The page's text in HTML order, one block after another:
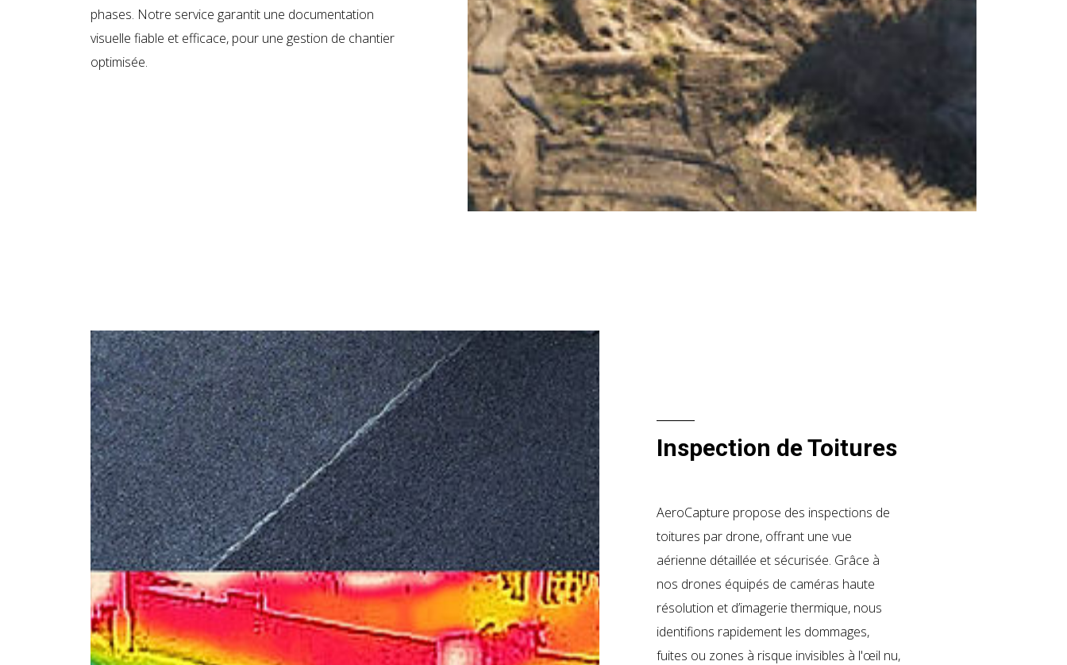
phases. Notre service garantit une documentation
visuelle fiable et efficace, pour une gestion de chantier
optimisée.
Inspection de Toitures
AeroCapture propose des inspections de
toitures par drone, offrant une vue
aérienne détaillée et sécurisée. Grâce à
nos drones équipés de caméras haute
résolution et d’imagerie thermique, nous
identifions rapidement les dommages,
fuites ou zones à risque invisibles à l'œil nu,